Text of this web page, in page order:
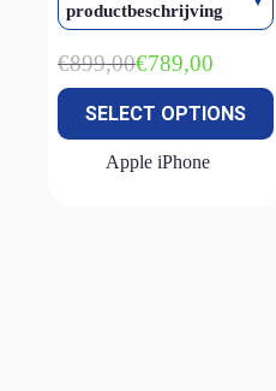
productbeschrijving
€899,00Oorspronkelijke
was:
€899,00.
€789,00
Huidige
is:
€789,00.
SELECT OPTIONS
Apple iPhone